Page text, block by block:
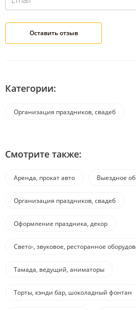
Категории:
Организация праздников, свадеб
Смотрите также:
Аренда, прокат авто Выездное
Организация праздников, свадеб
Оформление праздника, декор
Свето-, звуковое, ресторанное
Тамада, ведущий, аниматоры
Торты, кэнди бар, шоколадный фонтан